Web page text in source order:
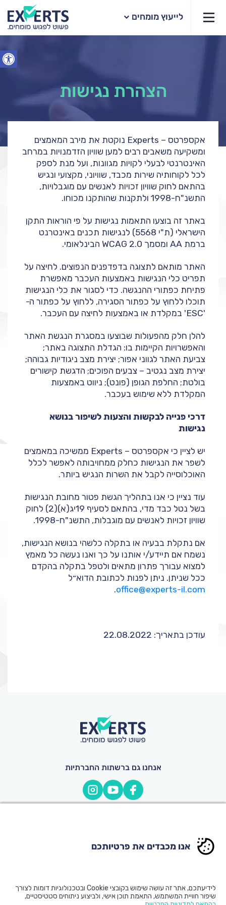
פתח
לייעוץ מומחים
הצהרת נגישות
אקספרטס – Experts נוקטת את מירב המאמצים
ומשקיעה משאבים רבים למען שוויון הזדמנויות במרחב
האינטרנטי לבעלי לקויות מגוונות, ועל מנת לספק
לכל לקוחותיה שירות מכבד, שוויוני, מקצועי ונגיש
בהתאם לחוק שוויון זכויות לאנשים עם מוגבלויות,
התשנ"ח-1998 ולתקנות שהותקנו מכוחו.
באתר זה בוצעו התאמות נגישות על פי הוראות התקן
הישראלי (ת"י 5568) לנגישות תכנים באינטרנט
ברמת AA ומסמך WCAG 2.0 הבינלאומי.
האתר מותאם לתצוגה בדפדפנים הנפוצים. לחיצה על
תפריט כלי הנגישות באמצעות העכבר מאפשרת
פתיחת כפתורי ההנגשה. כדי לסגור את כלי הנגישות
תוכלו ללחוץ על כפתור הסגירה, ללחוץ על כפתור ה-
'ESC' במקלדת או באמצעות לחיצה עם העכבר.
להלן חלק מהפעולות שבוצעו במסגרת הנגשת האתר
והאפשרויות הקיימות בו: הגדלת התצוגה באתר;
צביעת האתר לגווני אפור; יצירת מצב ניגודיות גבוהה;
יצירת מצב נגטיב – צבעים הפוכים; הדגשת קישורים
בולטת; החלפת הגופן (פונט); ניווט באמצעות
המקלדת ללא שימוש בעכבר.
דרכי פנייה לבקשות והצעות לשיפור בנושא
נגישות
יש לציין כי אקספרטס – Experts ממשיכה במאמצים
לשפר את הנגישות כחלק ממחויבותה לאפשר לכלל
האוכלוסייה לקבל את השרות הנגיש ביותר.
עוד נציין כי אנו בתהליך הגשת פטור מחובת הנגישות
בשל נטל כבד מדי, בהתאם לסעיף 19יג(א)(2) לחוק
שוויון זכויות לאנשים עם מוגבלות, התשנ"ח-1998.
אם נתקלת בבעיה או בתקלה כלשהי בנושא הנגישות,
נשמח אם תיידע/י אותנו על כך ואנו נעשה כל מאמץ
למצוא עבורך פתרון מתאים ולטפל בתקלה בהקדם
ככל שניתן. ניתן לפנות לכתובת הדוא״ל
office@experts-il.com
.
עודכן בתאריך: 22.08.2022
אנחנו גם ברשתות החברתיות
נגישות|הצטרפות מומחים|הצטרפות לדיוור|וובגורו שיווק דיגיטלי
למטפלים ויועצים מומחים
אנו מכבדים את פרטיותכם
לידיעתכם, אתר זה עושה שימוש בקובצי Cookie ובטכנולוגיות דומות לצורך
שיפור חוויית המשתמש, התאמת תוכן אישי, ולביצוע ניתוחים סטטיסטיים,